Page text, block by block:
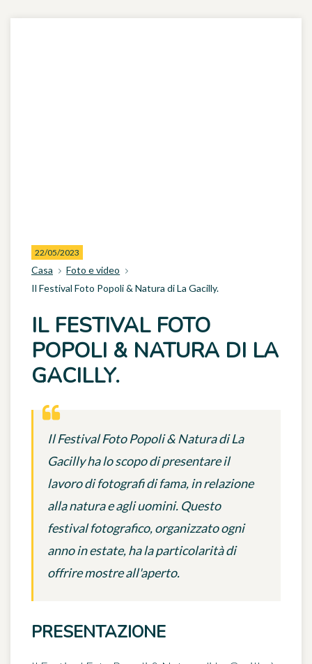
22/05/2023
Casa
Foto e video
Il Festival Foto Popoli & Natura di La Gacilly.
IL FESTIVAL FOTO
POPOLI & NATURA DI LA
GACILLY.
Il Festival Foto Popoli & Natura di La
Gacilly ha lo scopo di presentare il
lavoro di fotografi di fama, in relazione
alla natura e agli uomini. Questo
festival fotografico, organizzato ogni
anno in estate, ha la particolarità di
offrire mostre all'aperto.
PRESENTAZIONE